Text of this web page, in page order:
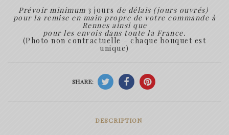
Prévoir minimum3 jours de délais (jours ouvrés)
pour la remise en main propre de votre commande à
Rennes ainsi que
pour les envois dans toute la France.
(Photo non contractuelle – chaque bouquet est
unique)
SHARE:
DESCRIPTION